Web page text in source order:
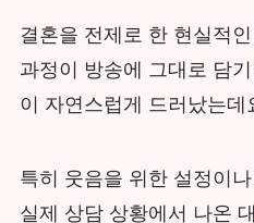
결혼을 전제로 한 현실적
과정이 방송에 그대로 담
이 자연스럽게 드러났는데
특히 웃음을 위한 설정이
실제 상담 상황에서 나온